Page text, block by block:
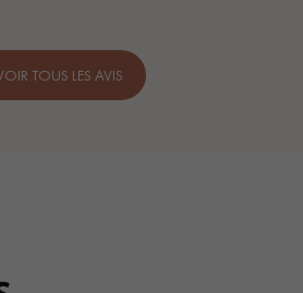
TOUS LES AVIS